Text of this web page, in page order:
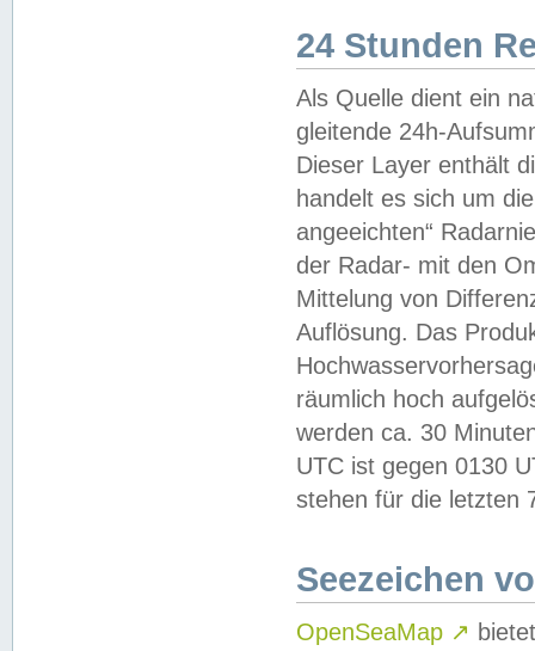
24 Stunden
Als Quelle dient ein
gleitende 24h-
Dieser Layer enthält
handelt es sich um
angeeichten“
der Radar- mit den
Mittelung von
Auflösung. Das
räumlich hoch
werden ca. 30
UTC ist gegen 0130
stehen für die letzten
Seezeichen
OpenSeaMap ↗